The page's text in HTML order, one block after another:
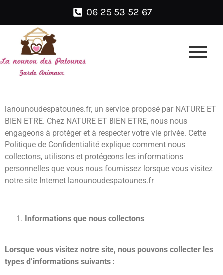
06 25 53 52 67
lanounoudespatounes.fr, un service proposé par NATURE ET
BIEN ETRE. Chez NATURE ET BIEN ETRE, nous nous
engageons à protéger et à respecter votre vie privée. Cette
Politique de Confidentialité explique comment nous
collectons, utilisons et protégeons les informations
personnelles que vous nous fournissez lorsque vous visitez
notre site Internet lanounoudespatounes.fr
Informations que nous collectons
Lorsque vous visitez notre site, nous pouvons collecter les
types d’informations suivants :